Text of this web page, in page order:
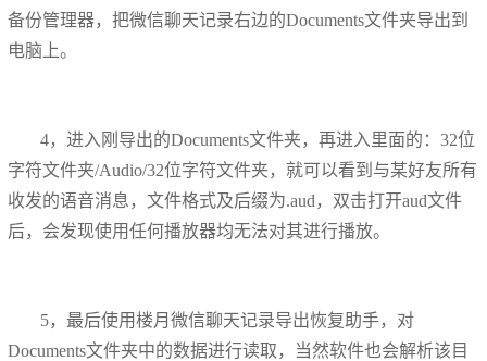
备份管理器，把微信聊天记录右边的Documents文件夹导出到
电脑上。
4，进入刚导出的Documents文件夹，再进入里面的：32位
字符文件夹/Audio/32位字符文件夹，就可以看到与某好友所有
收发的语音消息，文件格式及后缀为.aud，双击打开aud文件
后，会发现使用任何播放器均无法对其进行播放。
5，最后使用楼月微信聊天记录导出恢复助手，对
Documents文件夹中的数据进行读取，当然软件也会解析该目